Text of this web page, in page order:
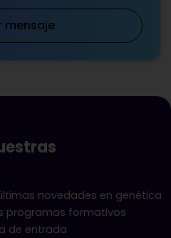
mensaje
novedades en genética
programas formativos
de entrada